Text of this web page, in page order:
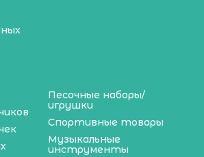
Песочные наборы/
игрушки
Спортивные товары
Музыкальные
инструменты